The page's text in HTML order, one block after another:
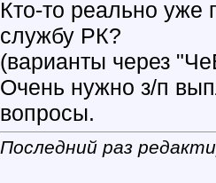
Кто-то реально уже
службу РК?
(варианты через
Очень нужно з/п
вопросы.
Последний раз